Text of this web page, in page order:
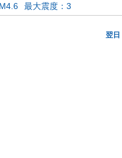
M4.6
最大震度：3
翌日